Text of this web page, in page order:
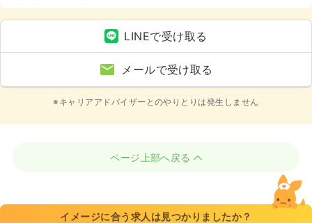
LINEで受け取る
メールで受け取る
※キャリアアドバイザーとのやりとりは発生しません
ページ上部へ戻る
イメージに合う求人は見つかりましたか？